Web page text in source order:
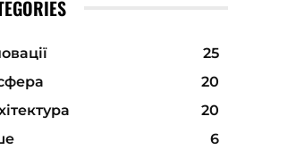
25
20
20
6